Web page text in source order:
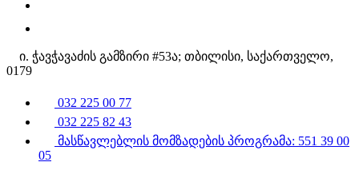
ი. ჭავჭავაძის გამზირი #53ა; თბილისი, საქართველო,
0179
032 225 00 77
032 225 82 43
მასწავლებლის მომზადების პროგრამა: 551 39 00
05